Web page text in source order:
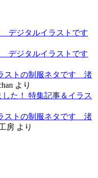
デジタルイラストです
デジタルイラストです
ストの制服ネタです 渚
より
た！ 特集記事＆イラス
ストの制服ネタです 渚
房 より